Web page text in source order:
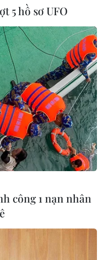
5 hồ sơ UFO
công 1 nạn nhân